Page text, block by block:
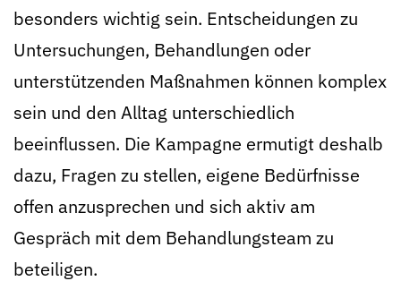
besonders wichtig sein. Entscheidungen zu
Untersuchungen, Behandlungen oder
unterstützenden Maßnahmen können komplex
sein und den Alltag unterschiedlich
beeinflussen. Die Kampagne ermutigt deshalb
dazu, Fragen zu stellen, eigene Bedürfnisse
offen anzusprechen und sich aktiv am
Gespräch mit dem Behandlungsteam zu
beteiligen.